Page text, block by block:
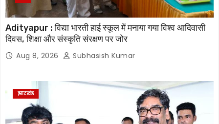
Adityapur : विद्या भारती हाई स्कूल में मनाया गया विश्व आदिवासी
दिवस, शिक्षा और संस्कृति संरक्षण पर जोर
Aug 8, 2026 Subhasish Kumar
झारखंड